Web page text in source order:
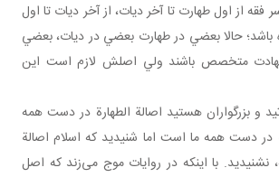
فقه از اول طهارت تا آخر ديات، از آخر ديات تا اول
حالا بعضي در طهارت بعضي در ديات، بعضي
متخصص باشند ولي اصلش لازم است اين
و بزرگواران هستيد اصالة الطهارة در دست همه
در دست همه ما است اما شنيديد که اسلام اصالة
نشنيديد. با اينکه در روايات موج می‌زند که اصل